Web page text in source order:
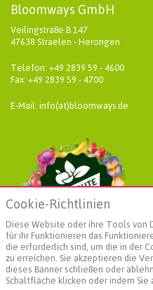
Bloomways GmbH
Veilingstraße B 147
47638 Straelen - Herongen
Telefon: +49 2839 59 - 4600
Fax: +49 2839 59 - 4700
E-Mail: info(at)bloomways.de
Weiterführende
Cookie-Richtlinien
Diese Website oder ihre Tools von
für ihr Funktionieren das
die erforderlich sind, um die in der
zu erreichen. Sie akzeptieren die
dieses Banner schließen oder
Schaltfläche klicken oder indem